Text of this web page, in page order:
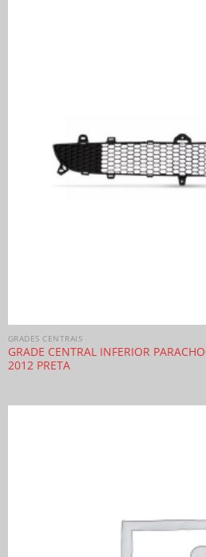
GRADES CENTRAIS
GRADE CENTRAL INFERIOR
2012 PRETA